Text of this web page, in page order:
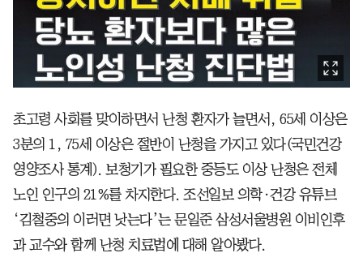
초고령 사회를 맞이하면서 난청 환자가 늘면서, 65세 이상은
3분의 1, 75세 이상은 절반이 난청을 가지고 있다(국민건강
영양조사 통계). 보청기가 필요한 중등도 이상 난청은 전체
노인 인구의 21%를 차지한다. 조선일보 의학·건강 유튜브
‘김철중의 이러면 낫는다’는 문일준 삼성서울병원 이비인후
과 교수와 함께 난청 치료법에 대해 알아봤다.